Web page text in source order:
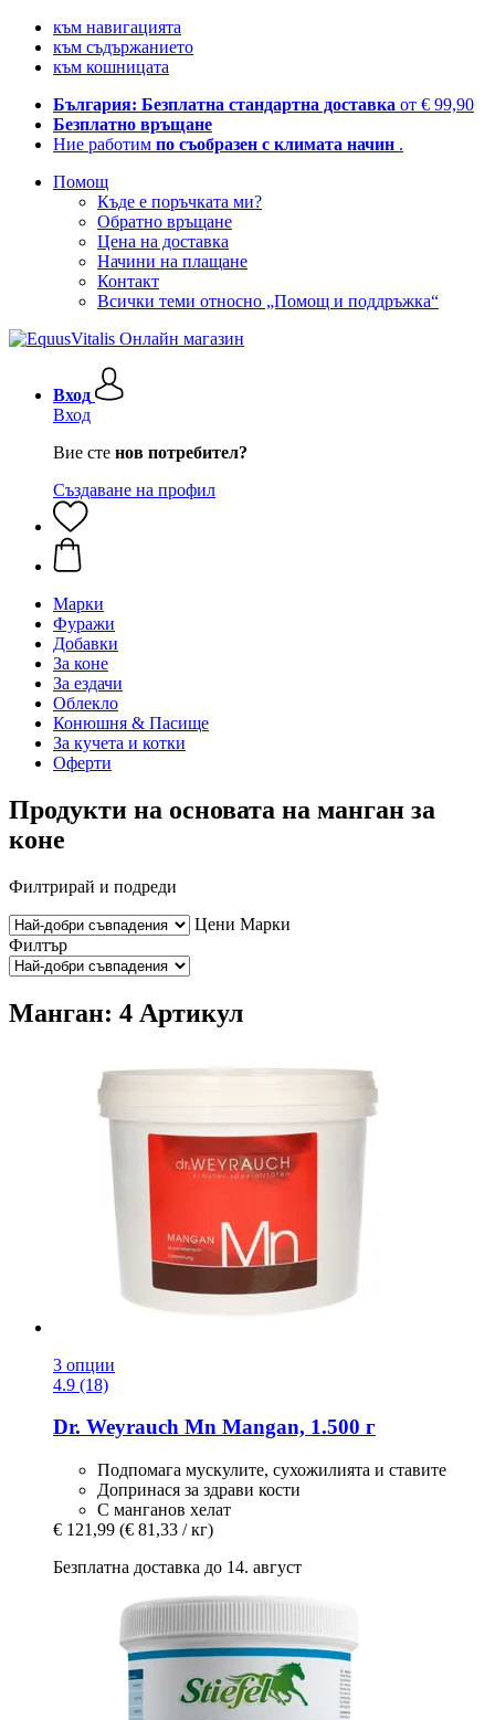
към навигацията
към съдържанието
към кошницата
България: Безплатна стандартна доставка от € 99,90
Безплатно връщане
Ние работим по съобразен с климата начин .
Помощ
Къде е поръчката ми?
Обратно връщане
Цена на доставка
Начини на плащане
Контакт
Всички теми относно „Помощ и поддръжка“
Вход
Вход
Вие сте нов потребител?
Създаване на профил
Марки
Фуражи
Добавки
За коне
За ездачи
Облекло
Конюшня & Пасище
За кучета и котки
Оферти
Продукти на основата на манган за
коне
Филтрирай и подреди
Цени Марки
Филтър
Манган: 4 Артикул
3 опции
4.9 (18)
Dr. Weyrauch Mn Mangan, 1.500 г
Подпомага мускулите, сухожилията и ставите
Допринася за здрави кости
С манганов хелат
€ 121,99 (€ 81,33 / кг)
Безплатна доставка до 14. август